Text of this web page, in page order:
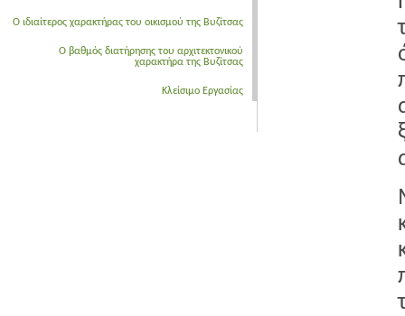
Ο ιδιαίτερος χαρακτήρας του οικισμού της Βυζίτσας
Ο βαθμός διατήρησης του αρχιτεκτονικού
χαρακτήρα της Βυζίτσας
Κλείσιμο Εργασίας